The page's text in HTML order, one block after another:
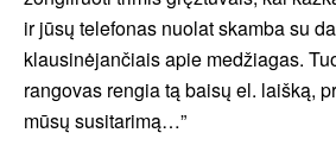
ir jūsų telefonas nuolat skamba su
klausinėjančiais apie medžiagas.
rangovas rengia tą baisų el. laišką,
mūsų susitarimą…”